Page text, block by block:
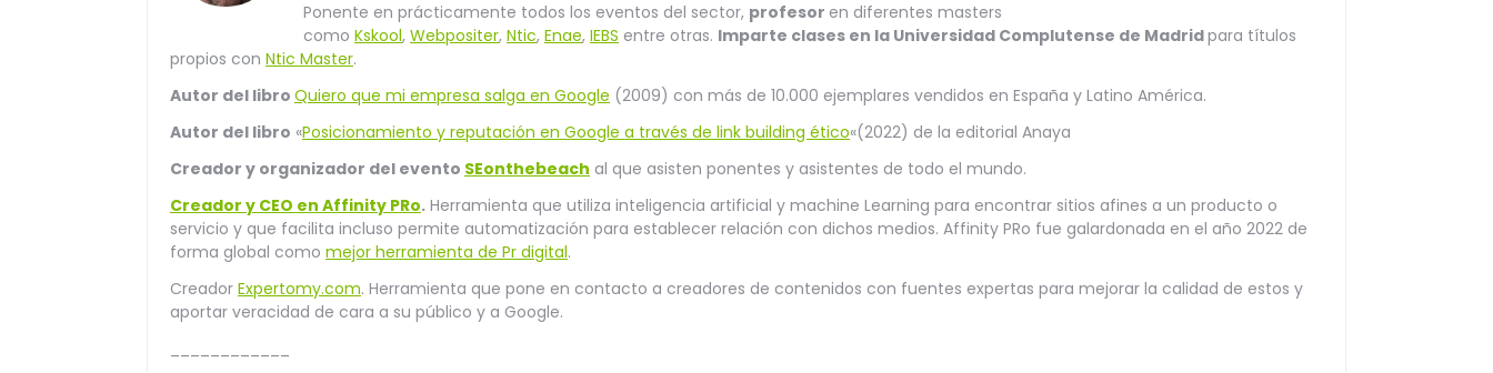
Ponente en prácticamente todos los eventos del sector, profesor en diferentes masters
como Kskool, Webpositer, Ntic, Enae, IEBS entre otras. Imparte clases en la Universidad Complutense de Madridpara títulos
propios con Ntic Master.
Autor del libro Quiero que mi empresa salga en Google (2009) con más de 10.000 ejemplares vendidos en España y Latino América.
Autor del libro «Posicionamiento y reputación en Google a través de link building ético«(2022) de la editorial Anaya
Creador y organizador del evento SEonthebeach al que asisten ponentes y asistentes de todo el mundo.
Creador y CEO en Affinity PRo. Herramienta que utiliza inteligencia artificial y machine Learning para encontrar sitios afines a un producto o
servicio y que facilita incluso permite automatización para establecer relación con dichos medios. Affinity PRo fue galardonada en el año 2022 de
forma global como mejor herramienta de Pr digital.
Creador Expertomy.com. Herramienta que pone en contacto a creadores de contenidos con fuentes expertas para mejorar la calidad de estos y
aportar veracidad de cara a su público y a Google.